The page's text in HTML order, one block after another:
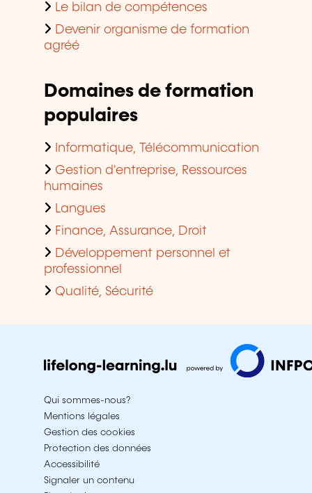
Le bilan de compétences
Devenir organisme de formation
agréé
Domaines de formation
populaires
Informatique, Télécommunication
Gestion d'entreprise, Ressources
humaines
Langues
Finance, Assurance, Droit
Développement personnel et
professionnel
Qualité, Sécurité
Qui sommes-nous?
Mentions légales
Gestion des cookies
Protection des données
Accessibilité
Signaler un contenu